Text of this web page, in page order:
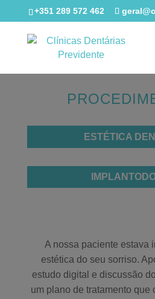
+351 289 572 462
ESTÉTICA
A nossa paciente estava
estética do seu sorriso.
estudo digital e discussão
um plano de tratamento que